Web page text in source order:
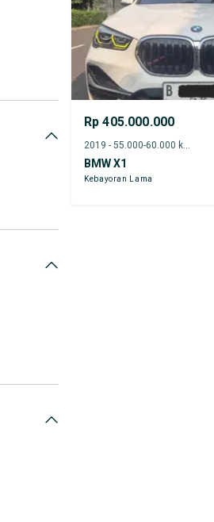
Rp 405.000.000
2019 - 55.000-60.000 km
BMW X1
Kebayoran Lama